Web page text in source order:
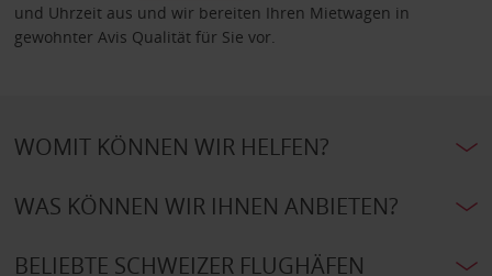
und Uhrzeit aus und wir bereiten Ihren Mietwagen in
gewohnter Avis Qualität für Sie vor.
WOMIT KÖNNEN WIR HELFEN?
WAS KÖNNEN WIR IHNEN ANBIETEN?
BELIEBTE SCHWEIZER FLUGHÄFEN